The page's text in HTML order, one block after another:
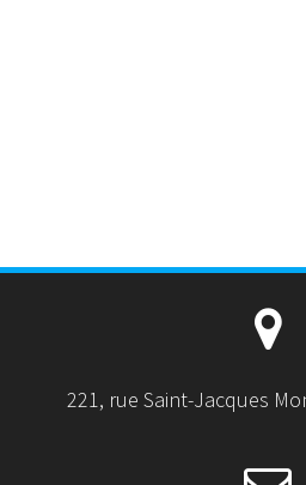
221, rue Saint-Jacques